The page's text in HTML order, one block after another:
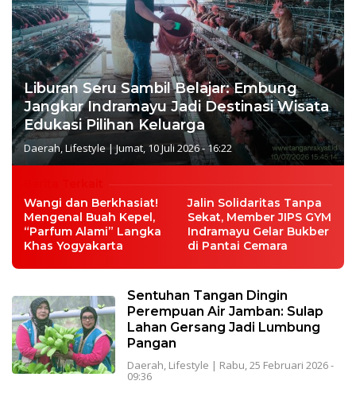
Liburan Seru Sambil Belajar: Embung
Jangkar Indramayu Jadi Destinasi Wisata
Edukasi Pilihan Keluarga
Daerah,Lifestyle|Jumat, 10 Juli 2026 - 16:22
Wangi dan Berkhasiat!
Mengenal Buah Kepel,
“Parfum Alami” Langka
Khas Yogyakarta
Jalin Solidaritas Tanpa
Sekat, Member JIPS GYM
Indramayu Gelar Bukber
di Pantai Cemara
Sentuhan Tangan Dingin
Perempuan Air Jamban: Sulap
Lahan Gersang Jadi Lumbung
Pangan
Daerah, Lifestyle | Rabu, 25 Februari 2026 -
09:36